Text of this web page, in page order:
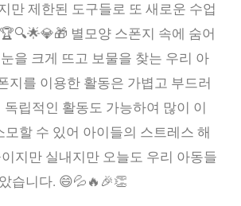
만 제한된 도구들로 또 새로운 수업
별모양 스폰지 속에 숨어
을 크게 뜨고 보물을 찾는 우리 아
를 이용한 활동은 가볍고 부드러
립적인 활동도 가능하여 많이 이
할 수 있어 아이들의 스트레스 해
지만 실내지만 오늘도 우리 아동들
습니다. 😄💦🔥🎉👏